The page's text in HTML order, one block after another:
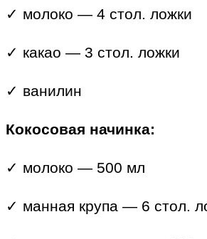
✓ молоко — 4 стол. ложки
✓ какао — 3 стол. ложки
✓ ванилин
Кокосовая начинка:
✓ молоко — 500 мл
✓ манная крупа — 6 стол.